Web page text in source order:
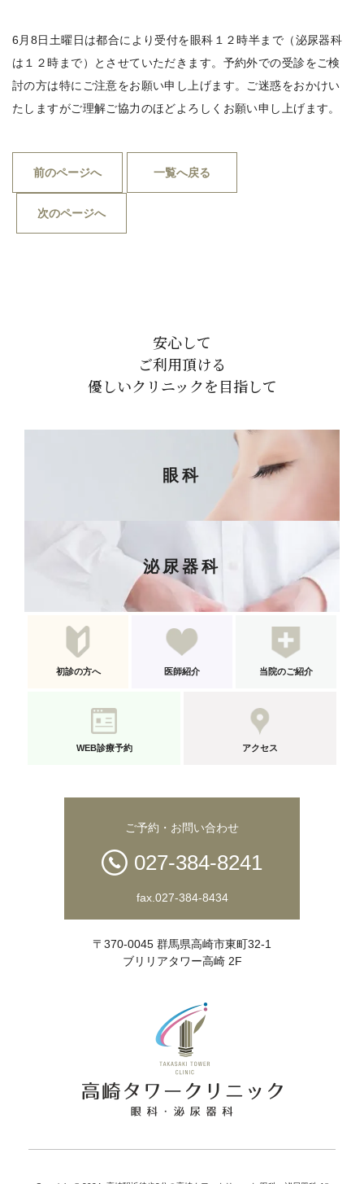
6月8日土曜日は都合により受付を眼科１２時半まで（泌尿器科
は１２時まで）とさせていただきます。予約外での受診をご検
討の方は特にご注意をお願い申し上げます。ご迷惑をおかけい
たしますがご理解ご協力のほどよろしくお願い申し上げます。
前のページへ 一覧へ戻る
次のページへ
安心して
ご利用頂ける
優しいクリニックを目指して
眼科
泌尿器科
初診の方へ 医師紹介 当院のご紹介
WEB診療予約 アクセス
ご予約・お問い合わせ
027-384-8241
fax.027-384-8434
〒370-0045 群馬県高崎市東町32-1
ブリリアタワー高崎 2F